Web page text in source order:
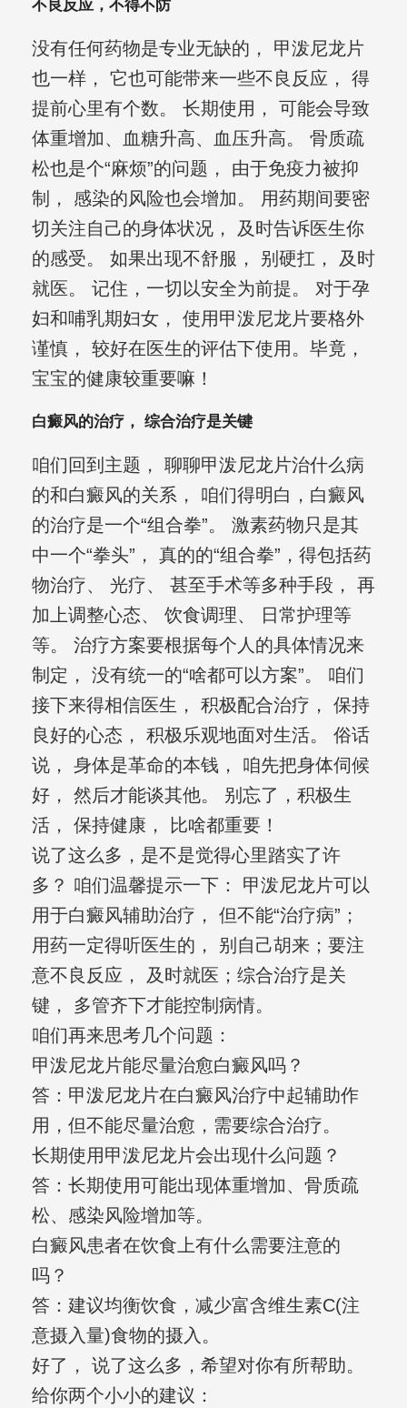
不良反应，不得不防
没有任何药物是专业无缺的， 甲泼尼龙片
也一样， 它也可能带来一些不良反应， 得
提前心里有个数。 长期使用， 可能会导致
体重增加、血糖升高、血压升高。 骨质疏
松也是个“麻烦”的问题， 由于免疫力被抑
制， 感染的风险也会增加。 用药期间要密
切关注自己的身体状况， 及时告诉医生你
的感受。 如果出现不舒服， 别硬扛， 及时
就医。 记住，一切以安全为前提。 对于孕
妇和哺乳期妇女， 使用甲泼尼龙片要格外
谨慎， 较好在医生的评估下使用。毕竟，
宝宝的健康较重要嘛！
白癜风的治疗， 综合治疗是关键
咱们回到主题， 聊聊甲泼尼龙片治什么病
的和白癜风的关系， 咱们得明白，白癜风
的治疗是一个“组合拳”。 激素药物只是其
中一个“拳头”， 真的的“组合拳”，得包括药
物治疗、 光疗、 甚至手术等多种手段， 再
加上调整心态、 饮食调理、 日常护理等
等。 治疗方案要根据每个人的具体情况来
制定， 没有统一的“啥都可以方案”。 咱们
接下来得相信医生， 积极配合治疗， 保持
良好的心态， 积极乐观地面对生活。 俗话
说， 身体是革命的本钱， 咱先把身体伺候
好， 然后才能谈其他。 别忘了，积极生
活， 保持健康， 比啥都重要！
说了这么多，是不是觉得心里踏实了许
多？ 咱们温馨提示一下： 甲泼尼龙片可以
用于白癜风辅助治疗， 但不能“治疗病”；
用药一定得听医生的， 别自己胡来；要注
意不良反应， 及时就医；综合治疗是关
键， 多管齐下才能控制病情。
咱们再来思考几个问题：
甲泼尼龙片能尽量治愈白癜风吗？
答：甲泼尼龙片在白癜风治疗中起辅助作
用，但不能尽量治愈，需要综合治疗。
长期使用甲泼尼龙片会出现什么问题？
答：长期使用可能出现体重增加、骨质疏
松、感染风险增加等。
白癜风患者在饮食上有什么需要注意的
吗？
答：建议均衡饮食，减少富含维生素C(注
意摄入量)食物的摄入。
好了， 说了这么多，希望对你有所帮助。
给你两个小小的建议：